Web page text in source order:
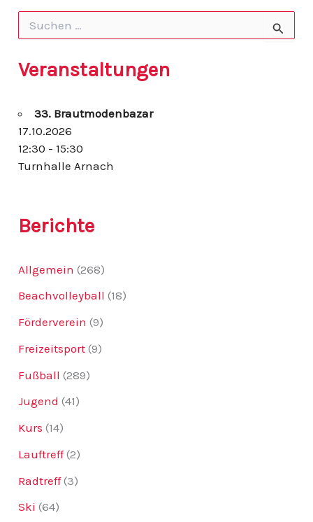
h
e
a
c
h
Veranstaltungen
33. Brautmodenbazar
17.10.2026
12:30 - 15:30
Turnhalle Arnach
Berichte
Allgemein (268)
Beachvolleyball (18)
Förderverein (9)
Freizeitsport (9)
Fußball (289)
Jugend (41)
Kurs (14)
Lauftreff(2)
Radtreff(3)
Ski (64)